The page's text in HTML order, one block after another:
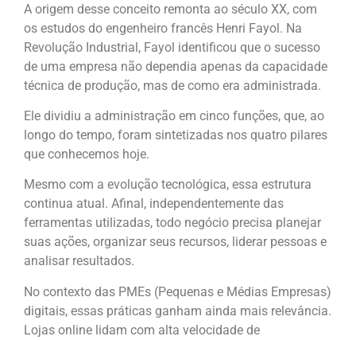
A origem desse conceito remonta ao século XX, com
os estudos do engenheiro francês Henri Fayol. Na
Revolução Industrial, Fayol identificou que o sucesso
de uma empresa não dependia apenas da capacidade
técnica de produção, mas de como era administrada.
Ele dividiu a administração em cinco funções, que, ao
longo do tempo, foram sintetizadas nos quatro pilares
que conhecemos hoje.
Mesmo com a evolução tecnológica, essa estrutura
continua atual. Afinal, independentemente das
ferramentas utilizadas, todo negócio precisa planejar
suas ações, organizar seus recursos, liderar pessoas e
analisar resultados.
No contexto das PMEs (Pequenas e Médias Empresas)
digitais, essas práticas ganham ainda mais relevância.
Lojas online lidam com alta velocidade de